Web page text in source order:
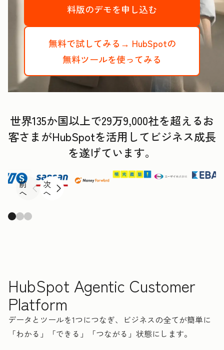
料版のデモを申し込む
無料で試してみる→ HubSpotの
無料ツールを使ってみる
世界135か国以上で29万9,000社を超えるお
客さまがHubSpotを活用してビジネス成長
を遂げています。
前
へ
次
へ
HubSpot Agentic Customer
Platform
データとツールを1つにつなぎ、ビジネスの全てが簡単に
「わかる」「できる」「つながる」状態にします。